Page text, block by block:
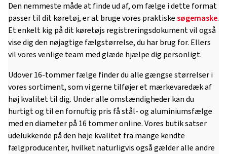
Den nemmeste måde at finde ud af, om fælge i dette format
passer til dit køretøj, er at bruge vores praktiskesøgemaske.
Et enkelt kig på dit køretøjs registreringsdokument vil også
vise dig den nøjagtige fælgstørrelse, du har brug for. Ellers
vil vores venlige team med glæde hjælpe dig personligt.
Udover 16-tommer fælge finder du alle gængse størrelser i
vores sortiment, som vi gerne tilføjer et mærkevaredæk af
høj kvalitet til dig. Under alle omstændigheder kan du
hurtigt og til en fornuftig pris få stål- og aluminiumsfælge
med en diameter på 16 tommer online. Vores butik satser
udelukkende på den høje kvalitet fra mange kendte
fælgproducenter, hvilket naturligvis også gælder alle andre